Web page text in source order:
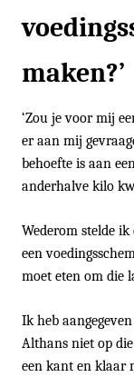
maken?’
‘Zou je voor mij
er aan mij
behoefte is aan
anderhalve kilo
Wederom stelde
een
moet eten om die
Ik heb
Althans niet op
een kant en klaar